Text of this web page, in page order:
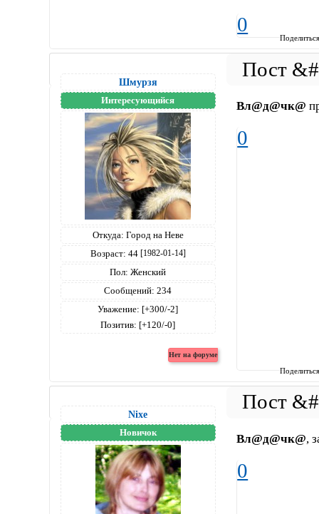
0
Шмурзя
Интересующийся
Откуда: Город на Неве
Возраст: 44 [1982-01-14]
Пол: Женский
Сообщений: 234
Уважение: [+300/-2]
Позитив: [+120/-0]
Вл@д@чк@
0
Nixe
Новичок Вл@д@чк@,
0